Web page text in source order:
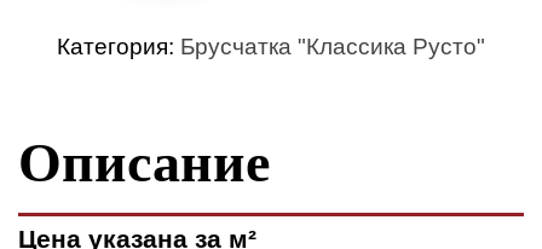
1-
(ColorMix)"
Категория: Брусчатка "Классика Русто"
Описание
Цена указана за м²